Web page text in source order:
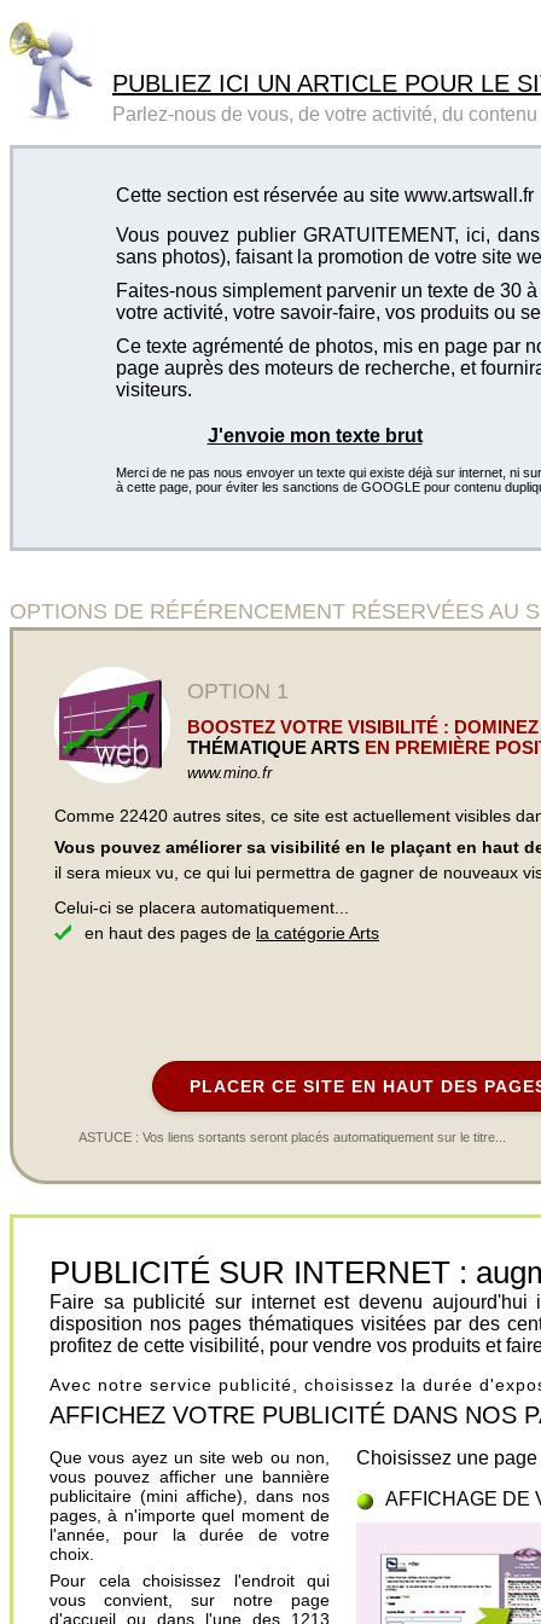
PUBLIEZ ICI UN ARTICLE POUR LE
Parlez-nous de vous, de votre activité, du
Cette section est réservée au site www.artswall.fr
Vous pouvez publier GRATUITEMENT, ici,
sans photos), faisant la promotion de votre site
Faites-nous simplement parvenir un texte de 30
votre activité, votre savoir-faire, vos produits ou
Ce texte agrémenté de photos, mis en page par
page auprès des moteurs de recherche, et
visiteurs.
J'envoie mon texte brut
Merci de ne pas nous envoyer un texte qui existe déjà sur internet, ni
à cette page, pour éviter les sanctions de GOOGLE pour contenu
OPTIONS DE RÉFÉRENCEMENT RÉSERVÉES AU
OPTION 1
BOOSTEZ VOTRE VISIBILITÉ :
THÉMATIQUE ARTS EN PREMIÈRE
www.mino.fr
Comme 22420 autres sites, ce site est actuellement visibles
Vous pouvez améliorer sa visibilité en le plaçant en haut
il sera mieux vu, ce qui lui permettra de gagner de nouveaux
Celui-ci se placera automatiquement...
en haut des pages de la catégorie Arts
PLACER CE SITE EN HAUT DES
ASTUCE : Vos liens sortants seront placés automatiquement sur le titre...
PUBLICITÉ SUR INTERNET :
Faire sa publicité sur internet est devenu
disposition nos pages thématiques visitées par des
profitez de cette visibilité, pour vendre vos produits et
Avec notre service publicité, choisissez la durée
AFFICHEZ VOTRE PUBLICITÉ DANS NOS
Que vous ayez un site web ou non,
vous pouvez afficher une bannière
publicitaire (mini affiche), dans nos
pages, à n'importe quel moment de
l'année, pour la durée de votre
choix.
Pour cela choisissez l'endroit qui
vous convient, sur notre page
d'accueil ou dans l'une des 1213
Choisissez une
AFFICHAGE DE